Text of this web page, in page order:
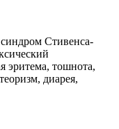
Стивенса-
эритема, тошнота,
диарея,